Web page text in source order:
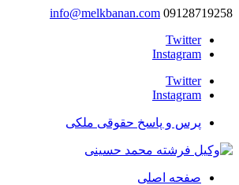
09128719258
info@melkbanan.com
Twitter
Instagram
Twitter
Instagram
پرس و پاسخ حقوقی ملکی
صفحه اصلی